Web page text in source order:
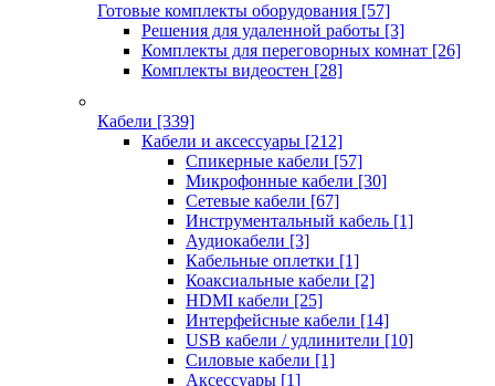
Готовые комплекты оборудования [57]
Решения для удаленной работы [3]
Комплекты для переговорных комнат [26]
Комплекты видеостен [28]
Кабели [339]
Кабели и аксессуары [212]
Спикерные кабели [57]
Микрофонные кабели [30]
Сетевые кабели [67]
Инструментальный кабель [1]
Аудиокабели [3]
Кабельные оплетки [1]
Коаксиальные кабели [2]
HDMI кабели [25]
Интерфейсные кабели [14]
USB кабели / удлинители [10]
Силовые кабели [1]
Аксессуары [1]